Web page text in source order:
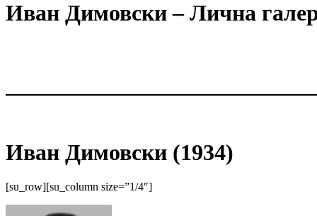
Иван Димовски – Лична
Иван Димовски (1934)
[su_row][su_column size=”1/4″]